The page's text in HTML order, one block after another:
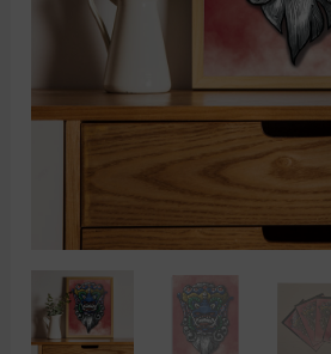
7,00 €.